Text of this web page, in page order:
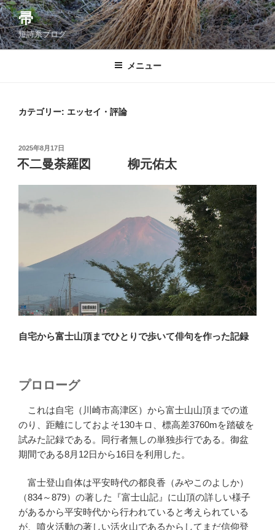
コ
ン
テ
ン
帚
短詩系ブログ
メニュー
カテゴリー: エッセイ・評論
投
稿
日:
2025年8月17日
不二曼荼羅図 柳元佑太
自宅から富士山頂までひとりで歩いて俳句を作った記録
プロローグ
これは自宅（川崎市高津区）から富士山山頂までの道
のり、距離にしておよそ130キロ、標高差3760mを踏破を
試みた記録である。同行者無しの単独歩行である。御盆
期間である8月12日から16日を利用した。
富士登山自体は平安時代の都良香（みやこのよしか）
（834～879）の著した『富士山記』に山頂の詳しい様子
があるから平安時代から行われていると考えられている
が、噴火活動の著しい活火山であるからしてまだ信仰登